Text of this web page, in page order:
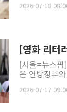
2026-07-18
[영화 리터
[서울=뉴스핌
은 연방정부
2026-07-17